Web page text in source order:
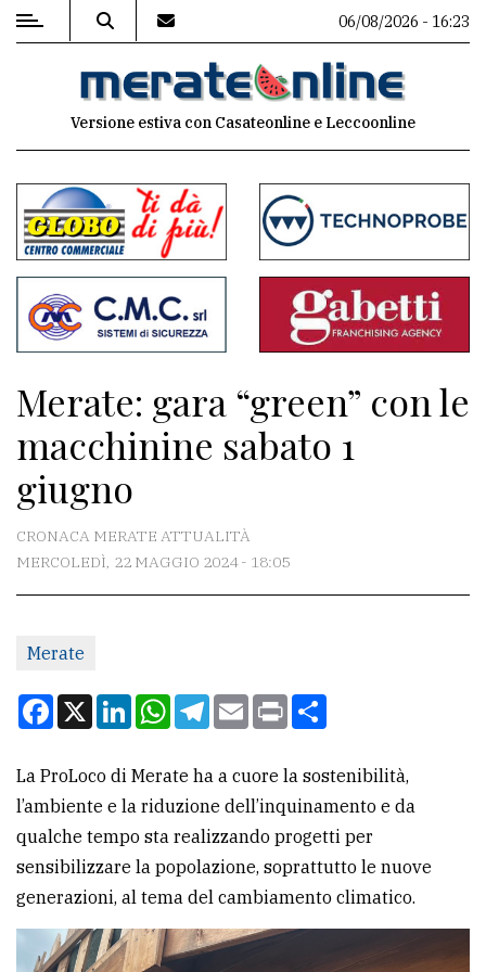
MENU
commenti
Contenuti
del
sito
Associazioni
Meteo
CONTATTI
Scrivici
Per
la
pubblicità
CERCA
Cerca
06/08/2026 - 16:23
Versione estiva con Casateonline e Leccoonline
Merate: gara “green” con le
macchinine sabato 1
giugno
CRONACA MERATE ATTUALITÀ
MERCOLEDÌ, 22 MAGGIO 2024 - 18:05
Merate
Facebook
X LinkedInWhatsApp
Telegram
EmailPrint
La ProLoco di Merate ha a cuore la sostenibilità,
l’ambiente e la riduzione dell’inquinamento e da
qualche tempo sta realizzando progetti per
sensibilizzare la popolazione, soprattutto le nuove
generazioni, al tema del cambiamento climatico.